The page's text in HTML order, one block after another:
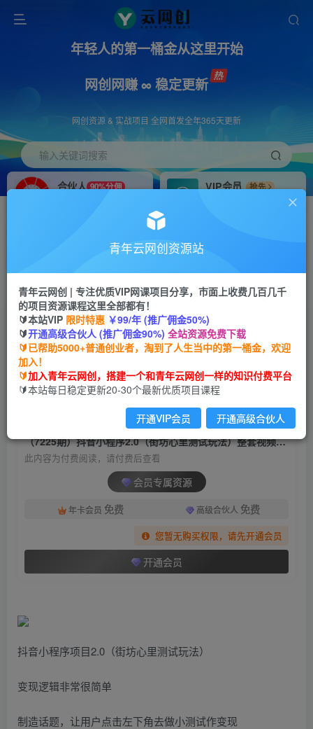
年轻人的第一桶金从这里开始
网创网赚 ∞ 稳定更新
网创资源 & 实战项目 全网首发全年365天更新
输入关键词搜索
合伙人 90%分佣
VIP会员
抢先
搭建同款网站，自己当老板
首页 创业课程 会员专属 正文
（7225期）抖音小程序2.0（街坊心里测试玩法）
整套视频手把手实操课程，含素材
青年云网创
2年前发布
关注 私信
（7225期）抖音小程序2.0（街坊心里测试玩法）整套视频手把手实操课程，含素材
此内容为付费阅读，请付费后查看
会员专属资源
年卡会员 免费 高级合伙人 免费
您暂无购买权限，请先开通会员
开通会员
抖音小程序项目2.0（街坊心里测试玩法）
变现逻辑非常很简单
制造话题，让用户点击左下角去做小测试作变现
青年云网创资源站
青年云网创 | 专注优质VIP网课项目分享，市面上收费几百几千
的项目资源课程这里全部都有！
🔰本站VIP 限时特惠 ￥99/年 (推广佣金50%)
🔰开通高级合伙人 (推广佣金90%) 全站资源免费下载
🔰已帮助5000+普通创业者，淘到了人生当中的第一桶金，欢迎
加入！
🔰加入青年云网创，搭建一个和青年云网创一样的知识付费平台
🔰本站每日稳定更新20-30个最新优质项目课程
开通VIP会员 开通高级合伙人